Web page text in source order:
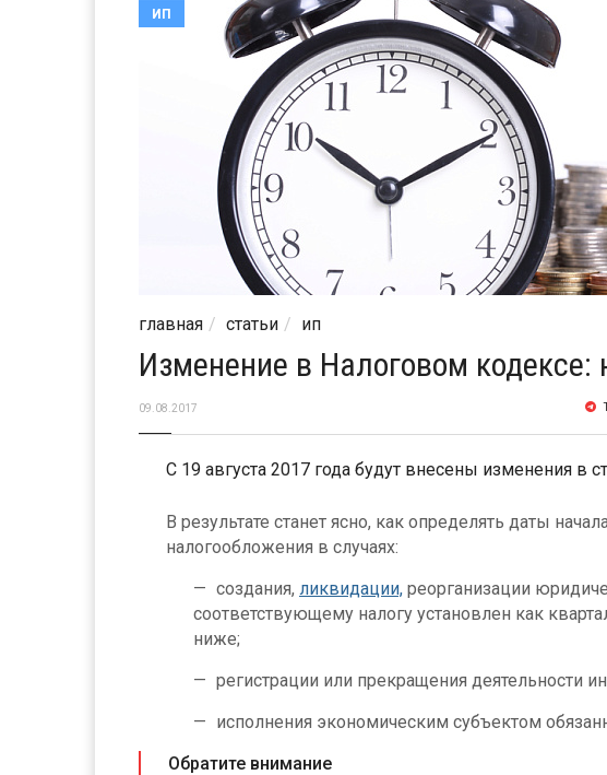
ИП
главная статьи ип
Изменение в Налоговом кодексе:
09.08.2017
С 19 августа 2017 года будут внесены изменения в
В результате станет ясно, как определять даты
налогообложения в случаях:
создания, ликвидации, реорганизации
соответствующему налогу установлен как
ниже;
регистрации или прекращения деятельности
исполнения экономическим субъектом
Обратите внимание